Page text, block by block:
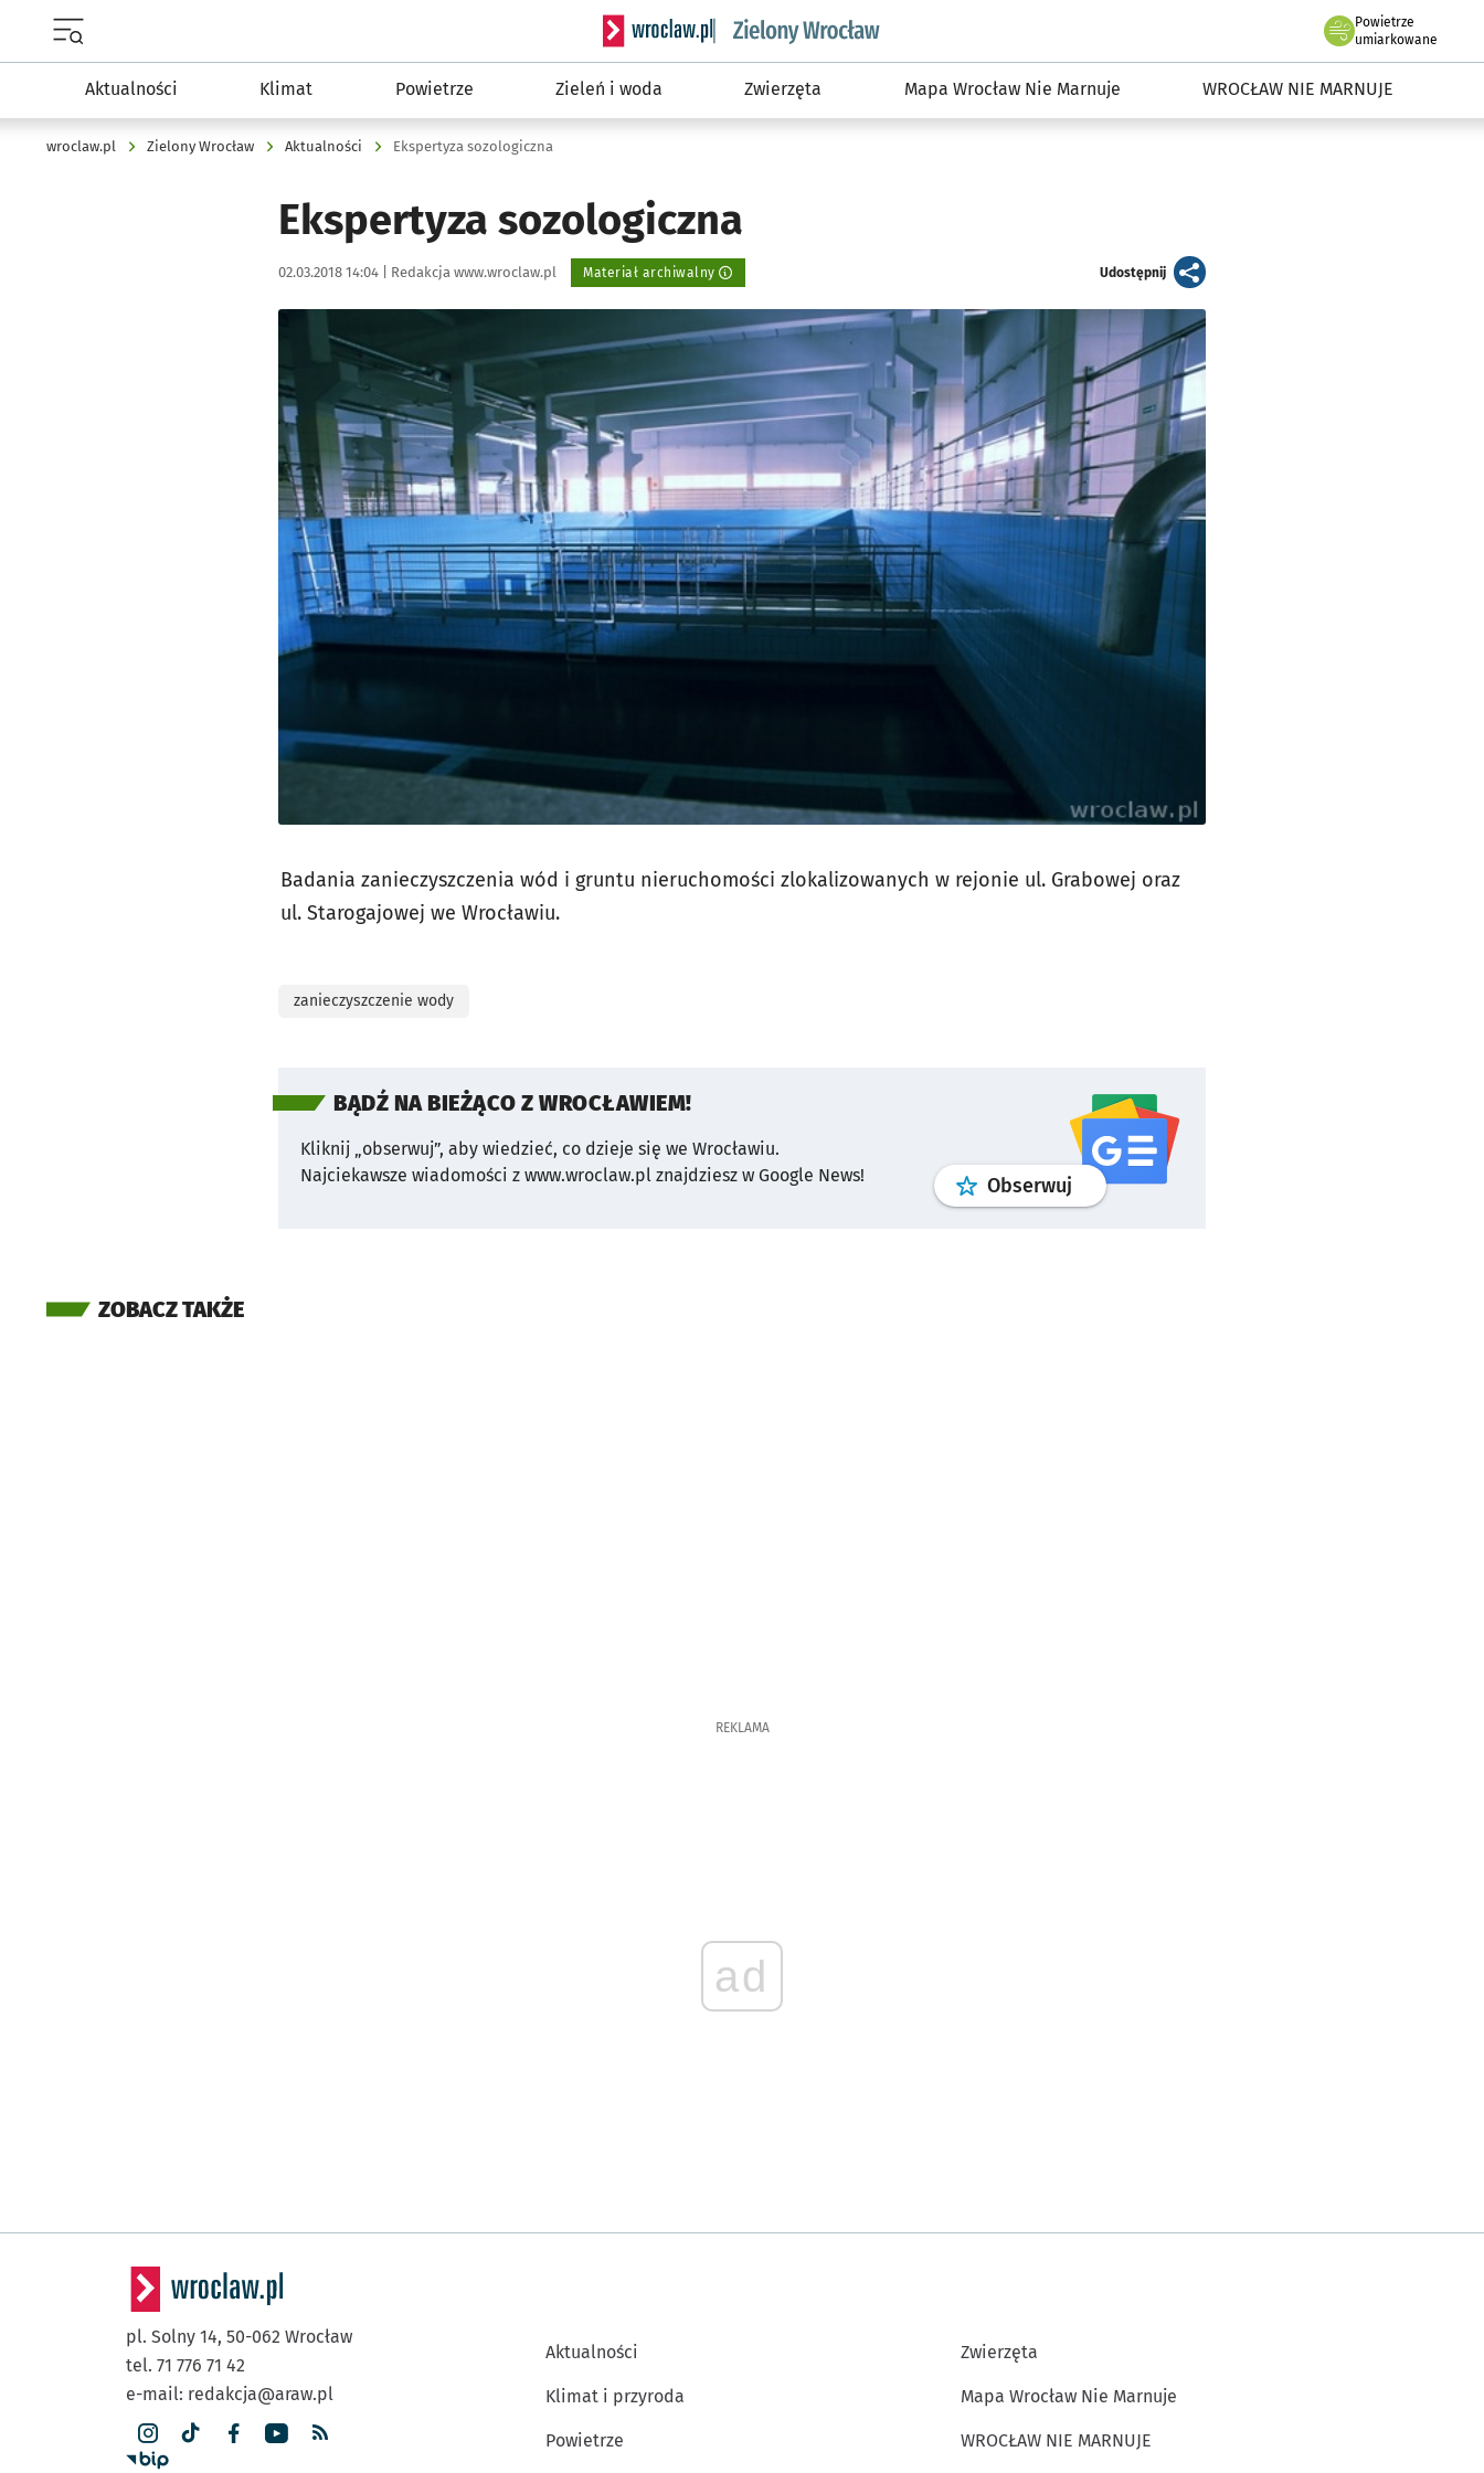
Serwis informacyjny wroclaw.pl podserwis: Środowisko we Wrocławiu
Powietrze
we Wrocławiu
umiarkowane
Aktualności Klimat Powietrze Zieleń i woda Zwierzęta Mapa Wrocław Nie Marnuje WROCŁAW NIE MARNUJE
wroclaw.pl Zielony Wrocław Aktualności Ekspertyza sozologiczna
Ekspertyza sozologiczna
Data publikacji:
02.03.2018 14:04 | Autor:
Redakcja www.wroclaw.pl Materiał archiwalny Udostępnijartykuł
Badania zanieczyszczenia wód i gruntu nieruchomości zlokalizowanych w rejonie ul. Grabowej oraz
ul. Starogajowej we Wrocławiu.
zanieczyszczenie wody
BĄDŹ NA BIEŻĄCO Z WROCŁAWIEM!
Kliknij „obserwuj”, aby wiedzieć, co dzieje się we Wrocławiu.
Najciekawsze wiadomości z www.wroclaw.pl znajdziesz w Google News!
Obserwuj profilgoogle news
ZOBACZ TAKŻE
REKLAMA
ad
pl. Solny 14, 50-062 Wrocław
tel. 71 776 71 42
e-mail: redakcja@araw.pl
Aktualności
Klimat i przyroda
Powietrze
Zwierzęta
Mapa Wrocław Nie Marnuje
WROCŁAW NIE MARNUJE